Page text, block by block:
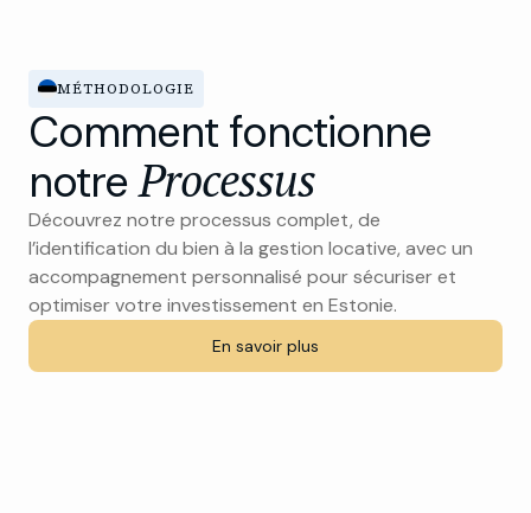
MÉTHODOLOGIE
Comment fonctionne
notreProcessus
Découvrez notre processus complet, de
l’identification du bien à la gestion locative, avec un
accompagnement personnalisé pour sécuriser et
optimiser votre investissement en Estonie.
En savoir plus